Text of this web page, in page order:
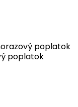
poplatok
poplatok